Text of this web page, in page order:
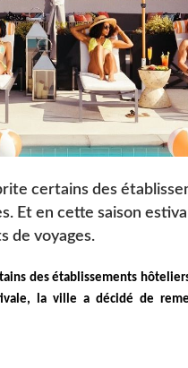
certains des
Et en cette saison
de voyages.
des établissements
la ville a décidé de